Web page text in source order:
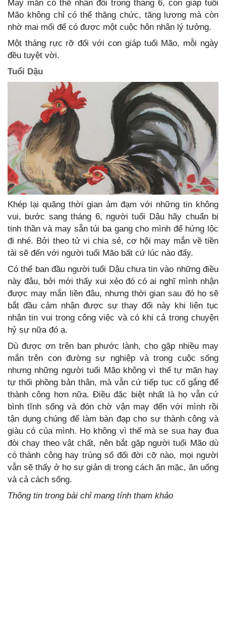
May mắn có thể nhân đôi trong tháng 6, con giáp tuổi
Mão không chỉ có thể thăng chức, tăng lương mà còn
nhờ mai mối để có được một cuộc hôn nhân lý tưởng.
Một tháng rực rỡ đối với con giáp tuổi Mão, mỗi ngày
đều tuyệt vời.
Tuổi Dậu
Khép lại quãng thời gian ảm đạm với những tin không
vui, bước sang tháng 6, người tuổi Dậu hãy chuẩn bị
tinh thần và may sẵn túi ba gang cho mình để hứng lộc
đi nhé. Bởi theo tử vi chia sẻ, cơ hội may mắn về tiền
tài sẽ đến với người tuổi Mão bất cứ lúc nào đấy.
Có thể ban đầu người tuổi Dậu chưa tin vào những điều
này đâu, bởi mới thấy xui xẻo đó có ai nghĩ mình nhận
được may mắn liền đâu, nhưng thời gian sau đó họ sẽ
bắt đầu cảm nhận được sự thay đổi này khi liên tục
nhận tin vui trong công việc và có khi cả trong chuyện
hỷ sự nữa đó ạ.
Dù được ơn trên ban phước lành, cho gặp nhiều may
mắn trên con đường sự nghiệp và trong cuộc sống
nhưng những người tuổi Mão không vì thế tự mãn hay
tự thổi phồng bản thân, mà vẫn cứ tiếp tục cố gắng để
thành công hơn nữa. Điều đặc biệt nhất là họ vẫn cứ
bình tĩnh sống và đón chờ vận may đến với mình rồi
tận dụng chúng để làm bàn đạp cho sự thành công và
giàu có của mình. Họ không vì thế mà se sua hay đua
đòi chạy theo vật chất, nên bắt gặp người tuổi Mão dù
có thành công hay trúng số đổi đời cỡ nào, mọi người
vẫn sẽ thấy ở họ sự giản dị trong cách ăn mặc, ăn uống
và cả cách sống.
Thông tin trong bài chỉ mang tính tham khảo